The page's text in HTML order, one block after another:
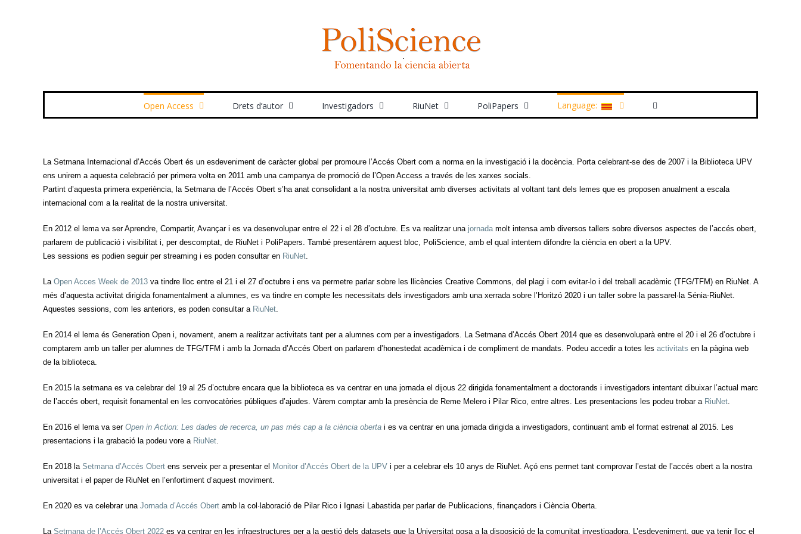
Open Access Drets d’autor Investigadors RiuNet PoliPapers Language:
La Setmana Internacional d’Accés Obert és un esdeveniment de caràcter global per promoure l’Accés Obert com a norma en la investigació i la docència. Porta celebrant-se des de 2007 i la Biblioteca UPV
ens unirem a aquesta celebració per primera volta en 2011 amb una campanya de promoció de l’Open Access a través de les xarxes socials.
Partint d’aquesta primera experiència, la Setmana de l’Accés Obert s’ha anat consolidant a la nostra universitat amb diverses activitats al voltant tant dels lemes que es proposen anualment a escala
internacional com a la realitat de la nostra universitat.
En 2012 el lema va ser Aprendre, Compartir, Avançar i es va desenvolupar entre el 22 i el 28 d’octubre. Es va realitzar una jornadamolt intensa amb diversos tallers sobre diversos aspectes de l’accés obert,
parlarem de publicació i visibilitat i, per descomptat, de RiuNet i PoliPapers. També presentàrem aquest bloc, PoliScience, amb el qual intentem difondre la ciència en obert a la UPV.
Les sessions es podien seguir per streaming i es poden consultar en RiuNet.
La Open Acces Week de 2013 va tindre lloc entre el 21 i el 27 d’octubre i ens va permetre parlar sobre les llicències Creative Commons, del plagi i com evitar-lo i del treball acadèmic (TFG/TFM) en RiuNet. A
més d’aquesta activitat dirigida fonamentalment a alumnes, es va tindre en compte les necessitats dels investigadors amb una xerrada sobre l’Horitzó 2020 i un taller sobre la passarel·la Sénia-RiuNet.
Aquestes sessions, com les anteriors, es poden consultar a RiuNet.
En 2014 el lema és Generation Open i, novament, anem a realitzar activitats tant per a alumnes com per a investigadors. La Setmana d’Accés Obert 2014 que es desenvoluparà entre el 20 i el 26 d’octubre i
comptarem amb un taller per alumnes de TFG/TFM i amb la Jornada d’Accés Obert on parlarem d’honestedat acadèmica i de compliment de mandats. Podeu accedir a totes les activitats en la pàgina web
de la biblioteca.
En 2015 la setmana es va celebrar del 19 al 25 d’octubre encara que la biblioteca es va centrar en una jornada el dijous 22 dirigida fonamentalment a doctorands i investigadors intentant dibuixar l’actual marc
de l’accés obert, requisit fonamental en les convocatòries públiques d’ajudes. Vàrem comptar amb la presència de Reme Melero i Pilar Rico, entre altres. Les presentacions les podeu trobar a RiuNet.
En 2016 el lema va ser Open in Action: Les dades de recerca, un pas més cap a la ciència oberta i es va centrar en una jornada dirigida a investigadors, continuant amb el format estrenat al 2015. Les
presentacions i la grabació la podeu vore a RiuNet.
En 2018 la Setmana d’Accés Obert ens serveix per a presentar el Monitor d’Accés Obert de la UPV i per a celebrar els 10 anys de RiuNet. Açó ens permet tant comprovar l’estat de l’accés obert a la nostra
universitat i el paper de RiuNet en l’enfortiment d’aquest moviment.
En 2020 es va celebrar una Jornada d’Accés Obert amb la col·laboració de Pilar Rico i Ignasi Labastida per parlar de Publicacions, finançadors i Ciència Oberta.
LaSetmana de l’Accés Obert 2022 es va centrar en les infraestructures per a la gestió dels datasets que la Universitat posa a la disposició de la comunitat investigadora. L’esdeveniment, que va tenir lloc el